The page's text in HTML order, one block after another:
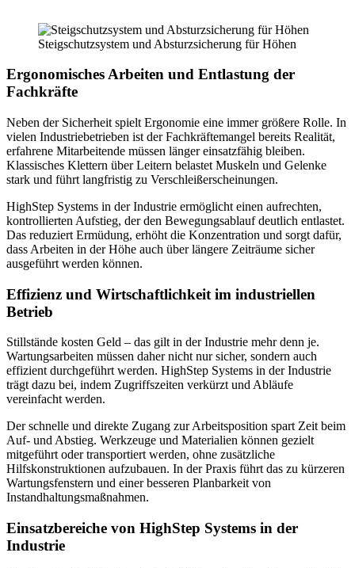
Steigschutzsystem und Absturzsicherung für Höhen
Ergonomisches Arbeiten und Entlastung der
Fachkräfte
Neben der Sicherheit spielt Ergonomie eine immer größere Rolle. In
vielen Industriebetrieben ist der Fachkräftemangel bereits Realität,
erfahrene Mitarbeitende müssen länger einsatzfähig bleiben.
Klassisches Klettern über Leitern belastet Muskeln und Gelenke
stark und führt langfristig zu Verschleißerscheinungen.
HighStep Systems in der Industrie ermöglicht einen aufrechten,
kontrollierten Aufstieg, der den Bewegungsablauf deutlich entlastet.
Das reduziert Ermüdung, erhöht die Konzentration und sorgt dafür,
dass Arbeiten in der Höhe auch über längere Zeiträume sicher
ausgeführt werden können.
Effizienz und Wirtschaftlichkeit im industriellen
Betrieb
Stillstände kosten Geld – das gilt in der Industrie mehr denn je.
Wartungsarbeiten müssen daher nicht nur sicher, sondern auch
effizient durchgeführt werden. HighStep Systems in der Industrie
trägt dazu bei, indem Zugriffszeiten verkürzt und Abläufe
vereinfacht werden.
Der schnelle und direkte Zugang zur Arbeitsposition spart Zeit beim
Auf- und Abstieg. Werkzeuge und Materialien können gezielt
mitgeführt oder transportiert werden, ohne zusätzliche
Hilfskonstruktionen aufzubauen. In der Praxis führt das zu kürzeren
Wartungsfenstern und einer besseren Planbarkeit von
Instandhaltungsmaßnahmen.
Einsatzbereiche von HighStep Systems in der
Industrie